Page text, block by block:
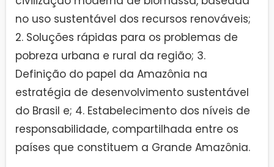
no uso sustentável dos recursos renováveis;
2. Soluções rápidas para os problemas de
pobreza urbana e rural da região; 3.
Definição do papel da Amazônia na
estratégia de desenvolvimento sustentável
do Brasil e; 4. Estabelecimento dos níveis de
responsabilidade, compartilhada entre os
países que constituem a Grande Amazônia.